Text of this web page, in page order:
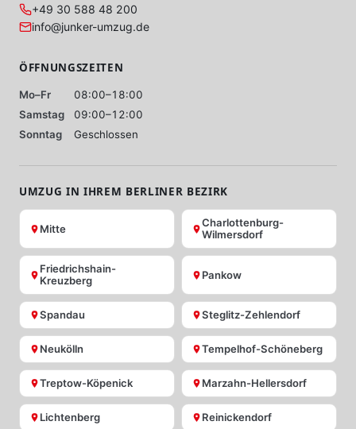
+49 30 588 48 200
info@junker-umzug.de
ÖFFNUNGSZEITEN
Mo–Fr
08:00–18:00
Samstag
09:00–12:00
Sonntag
Geschlossen
UMZUG IN IHREM BERLINER BEZIRK
Mitte
Charlottenburg-
Wilmersdorf
Friedrichshain-
Kreuzberg
Pankow
Spandau Steglitz-Zehlendorf
Neukölln Tempelhof-Schöneberg
Treptow-Köpenick Marzahn-Hellersdorf
Lichtenberg Reinickendorf